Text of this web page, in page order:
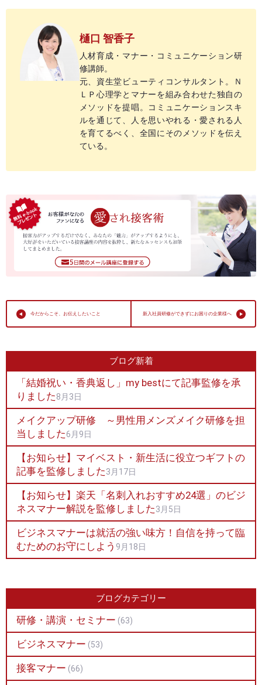
樋口 智香子
人材育成・マナー・コミュニケーション研
修講師。
元、資生堂ビューティコンサルタント。Ｎ
ＬＰ心理学とマナーを組み合わせた独自の
メソッドを提唱。コミュニケーションスキ
ルを通じて、人を思いやれる・愛される人
を育てるべく、全国にそのメソッドを伝え
ている。
今だからこそ、お伝えしたいこと 新入社員研修ができずにお困りの企業様へ
ブログ新着
「結婚祝い・香典返し」my bestにて記事監修を承
りました8月3日
メイクアップ研修 ～男性用メンズメイク研修を担
当しました6月9日
【お知らせ】マイベスト・新生活に役立つギフトの
記事を監修しました3月17日
【お知らせ】楽天「名刺入れおすすめ24選」のビジ
ネスマナー解説を監修しました3月5日
ビジネスマナーは就活の強い味方！自信を持って臨
むためのお守にしよう 9月18日
ブログカテゴリー
研修・講演・セミナー (63)
ビジネスマナー (53)
接客マナー (66)